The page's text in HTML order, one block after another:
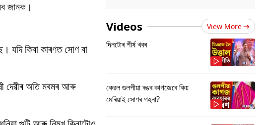
জানক।
যদি কিবা কাৰণত সোণ বা
দেৱীৰ অতি মৰমৰ আৰু
Videos View More
দিনটোৰ শীৰ্ষ খবৰ
কেৱল গুলপীয়া ৰঙৰ কাগজেৰে কিয়
মেৰিয়াই সোণৰ গহনা?